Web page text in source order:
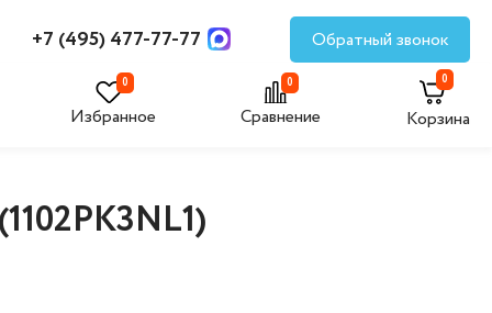
+7 (495) 477-77-77 Обратный звонок
0
Избранное
0
Сравнение
0
Корзина